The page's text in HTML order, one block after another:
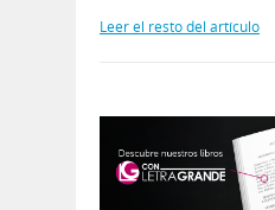
Leer el resto del artículo